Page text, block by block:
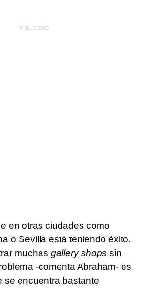
en otras ciudades como
o Sevilla está teniendo éxito.
muchas gallery shops sin
-comenta Abraham- es
se encuentra bastante